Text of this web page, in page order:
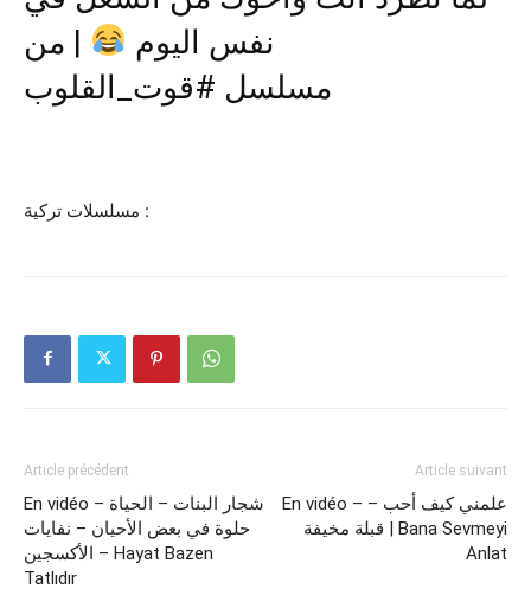
نفس اليوم
| من
مسلسل #قوت_القلوب
مسلسلات تركية :
Article précédent
En vidéo – شجار البنات – الحياة
حلوة في بعض الأحيان – نفايات
الأكسجين – Hayat Bazen
Tatlıdır
Article suivant
En vidéo – علمني كيف أحب –
قبلة مخيفة ​| Bana Sevmeyi
Anlat